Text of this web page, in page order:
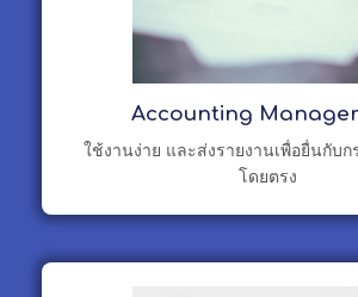
Accounting
ใช้งานง่าย และส่งรายงานเพื่อยื่นกับก
โดยตรง